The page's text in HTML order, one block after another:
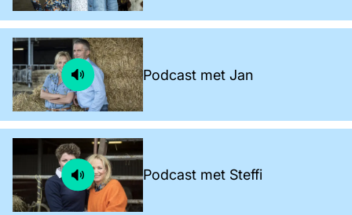
Podcast met Jan
Podcast met Steffi